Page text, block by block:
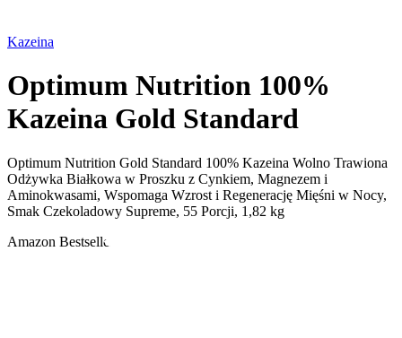
Kazeina
Optimum Nutrition 100%
Kazeina Gold Standard
Optimum Nutrition Gold Standard 100% Kazeina Wolno Trawiona
Odżywka Białkowa w Proszku z Cynkiem, Magnezem i
Aminokwasami, Wspomaga Wzrost i Regenerację Mięśni w Nocy,
Smak Czekoladowy Supreme, 55 Porcji, 1,82 kg
Amazon Bestseller